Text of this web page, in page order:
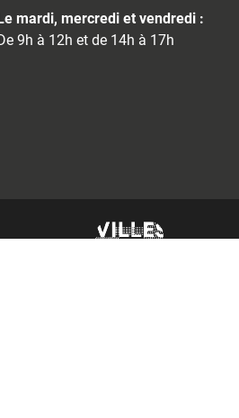
mardi, mercredi et vendredi :
9h à 12h et de 14h à 17h